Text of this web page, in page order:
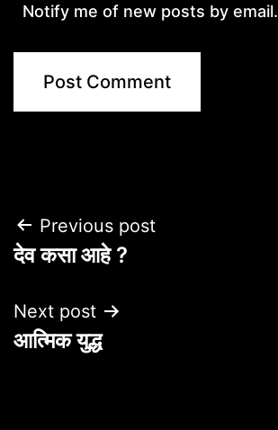
Notify me of new posts by email.
Post
navigation
Previous post
देव कसा आहे ?
Next post
आत्मिक युद्ध